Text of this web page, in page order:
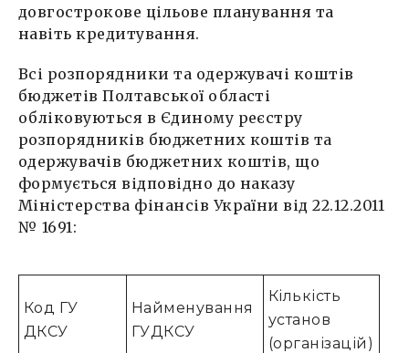
довгострокове цільове планування та
навіть кредитування.
Всі розпорядники та одержувачі коштів
бюджетів Полтавської області
обліковуються в Єдиному реєстру
розпорядників бюджетних коштів та
одержувачів бюджетних коштів, що
формується відповідно до наказу
Міністерства фінансів України від 22.12.2011
№ 1691:
Код ГУ
ДКСУ
Найменування
ГУДКСУ
Кількість
установ
(організацій)